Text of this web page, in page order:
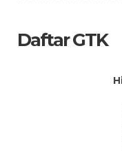
Daftar GTK